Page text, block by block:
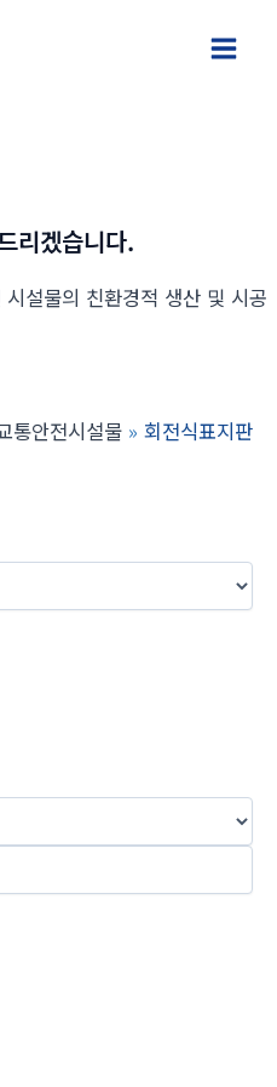
Main
리겠습니다.
설물의 친환경적 생산 및 시공
통안전시설물 회전식표지판